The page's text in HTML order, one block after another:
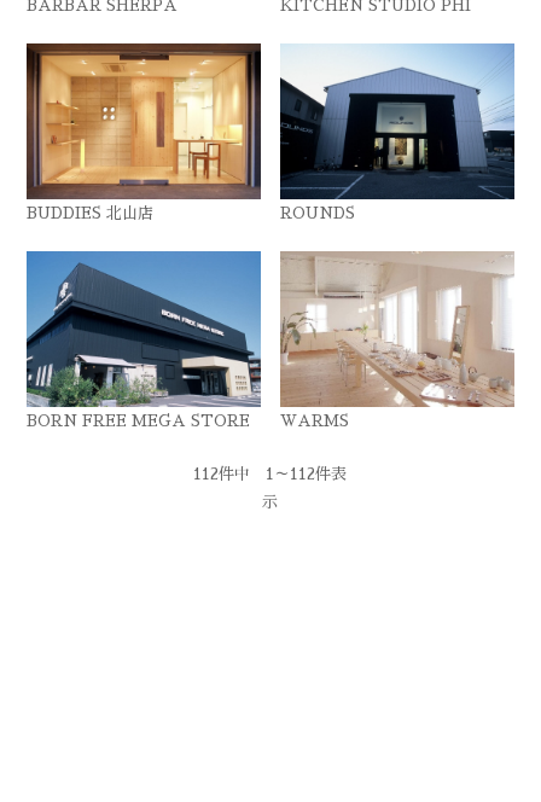
BARBAR SHERPA KITCHEN STUDIO PHI
BUDDIES 北山店 ROUNDS
BORN FREE MEGA STORE WARMS
112件中 1～112件表
示